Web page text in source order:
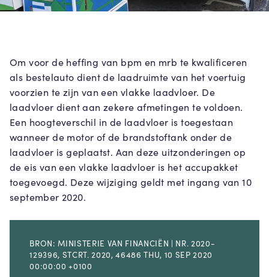
Om voor de heffing van bpm en mrb te kwalificeren
als bestelauto dient de laadruimte van het voertuig
voorzien te zijn van een vlakke laadvloer. De
laadvloer dient aan zekere afmetingen te voldoen.
Een hoogteverschil in de laadvloer is toegestaan
wanneer de motor of de brandstoftank onder de
laadvloer is geplaatst. Aan deze uitzonderingen op
de eis van een vlakke laadvloer is het accupakket
toegevoegd. Deze wijziging geldt met ingang van 10
september 2020.
BRON: MINISTERIE VAN FINANCIËN | NR. 2020-
129396, STCRT. 2020, 46486 THU, 10 SEP 2020
00:00:00 +0100